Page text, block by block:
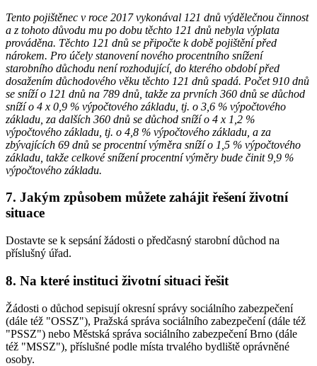
Tento pojištěnec v roce 2017 vykonával 121 dnů výdělečnou činnost
a z tohoto důvodu mu po dobu těchto 121 dnů nebyla výplata
prováděna. Těchto 121 dnů se připočte k době pojištění před
nárokem. Pro účely stanovení nového procentního snížení
starobního důchodu není rozhodující, do kterého období před
dosažením důchodového věku těchto 121 dnů spadá. Počet 910 dnů
se sníží o 121 dnů na 789 dnů, takže za prvních 360 dnů se důchod
sníží o 4 x 0,9 % výpočtového základu, tj. o 3,6 % výpočtového
základu, za dalších 360 dnů se důchod sníží o 4 x 1,2 %
výpočtového základu, tj. o 4,8 % výpočtového základu, a za
zbývajících 69 dnů se procentní výměra sníží o 1,5 % výpočtového
základu, takže celkové snížení procentní výměry bude činit 9,9 %
výpočtového základu.
7. Jakým způsobem můžete zahájit řešení životní
situace
Dostavte se k sepsání žádosti o předčasný starobní důchod na
příslušný úřad.
8. Na které instituci životní situaci řešit
Žádosti o důchod sepisují okresní správy sociálního zabezpečení
(dále též "OSSZ"), Pražská správa sociálního zabezpečení (dále též
"PSSZ") nebo Městská správa sociálního zabezpečení Brno (dále
též "MSSZ"), příslušné podle místa trvalého bydliště oprávněné
osoby.